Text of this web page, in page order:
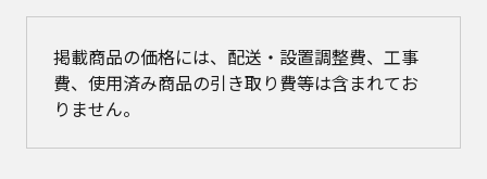
掲載商品の価格には、配送・設置調整費、工事
費、使用済み商品の引き取り費等は含まれてお
りません。